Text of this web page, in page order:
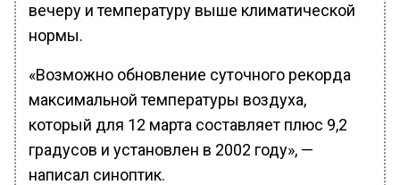
вечеру и температуру выше климатической
нормы.
«Возможно обновление суточного рекорда
максимальной температуры воздуха,
который для 12 марта составляет плюс 9,2
градусов и установлен в 2002 году», —
написал синоптик.